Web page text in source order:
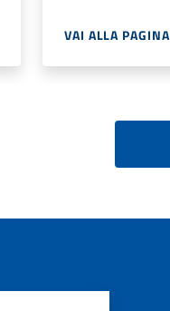
VAI ALLA PAGINA